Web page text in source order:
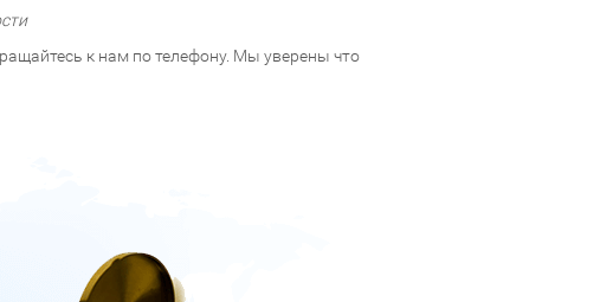
к нам по телефону. Мы уверены что